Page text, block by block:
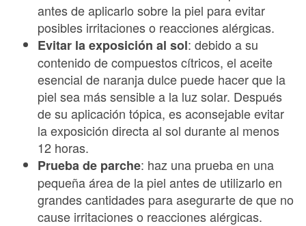
antes de aplicarlo sobre la piel para evitar
posibles irritaciones o reacciones alérgicas.
Evitar la exposición al sol: debido a su
contenido de compuestos cítricos, el aceite
esencial de naranja dulce puede hacer que la
piel sea más sensible a la luz solar. Después
de su aplicación tópica, es aconsejable evitar
la exposición directa al sol durante al menos
12 horas.
Prueba de parche: haz una prueba en una
pequeña área de la piel antes de utilizarlo en
grandes cantidades para asegurarte de que no
cause irritaciones o reacciones alérgicas.